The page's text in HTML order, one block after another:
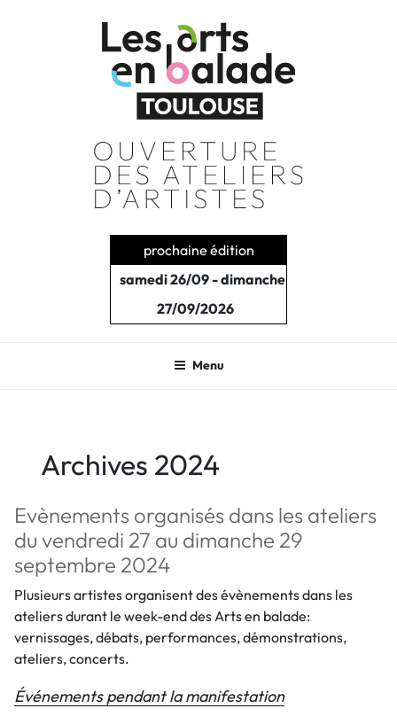
prochaine édition
samedi 26/09 - dimanche
27/09/2026
Menu
Archives 2024
Evènements organisés dans les ateliers
du vendredi 27 au dimanche 29
septembre 2024
Plusieurs artistes organisent des évènements dans les
ateliers durant le week-end des Arts en balade:
vernissages, débats, performances, démonstrations,
ateliers, concerts.
Événements pendant la manifestation